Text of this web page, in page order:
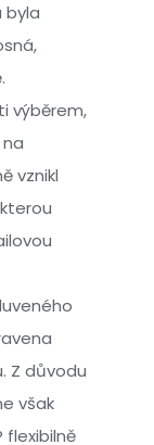
byla
výběrem,
vznikl
Z důvodu
však
flexibilně